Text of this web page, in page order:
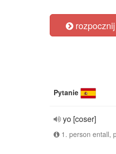
Pytanie
yo [coser]
1. person entall,